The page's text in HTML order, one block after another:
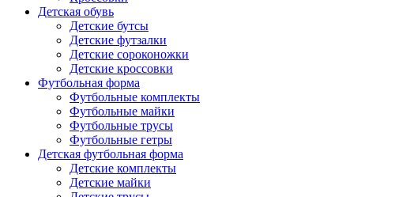
Детская обувь
Детские бутсы
Детские футзалки
Детские сороконожки
Детские кроссовки
Футбольная форма
Футбольные комплекты
Футбольные майки
Футбольные трусы
Футбольные гетры
Детская футбольная форма
Детские комплекты
Детские майки